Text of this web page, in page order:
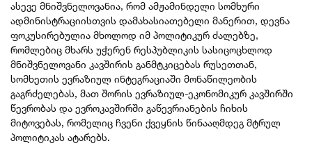
ასევე მნიშვნელოვანია, რომ ამჟამინდელი სომხური
ადმინისტრაციისთვის დამახასიათებელი მანერით, დევნა
ფოკუსირებულია მხოლოდ იმ პოლიტიკურ ძალებზე,
რომლებიც მხარს უჭერენ რესპუბლიკის სასიცოცხლოდ
მნიშვნელოვანი კავშირის განმტკიცებას რუსეთთან,
სომხეთის ევრაზიულ ინტეგრაციაში მონაწილეობის
გაგრძელებას, მათ შორის ევრაზიულ-ეკონომიკურ კავშირში
წევრობას და ევროკავშირში გაწევრიანების ჩიხის
მიტოვებას, რომელიც ჩვენი ქვეყნის წინააღმდეგ მტრულ
პოლიტიკას ატარებს.